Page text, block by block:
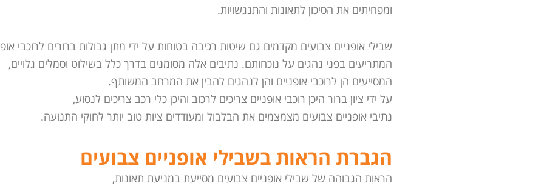
ומפחיתים את הסיכון לתאונות והתנגשויות.
שבילי אופניים צבועים מקדמים גם שיטות רכיבה בטוחות על ידי מתן גבולות ברורים לרוכבי
המתריעים בפני נהגים על נוכחותם. נתיבים אלה מסומנים בדרך כלל בשילוט וסמלים גלויים,
המסייעים הן לרוכבי אופניים והן לנהגים להבין את המרחב המשותף.
על ידי ציון ברור היכן רוכבי אופניים צריכים לרכוב והיכן כלי רכב צריכים לנסוע,
נתיבי אופניים צבועים מצמצמים את הבלבול ומעודדים ציות טוב יותר לחוקי התנועה.
הגברת הראות בשבילי אופניים צבועים
הראות הגבוהה של שבילי אופניים צבועים מסייעת במניעת תאונות,